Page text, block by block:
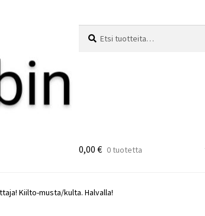
0,00 € 0 tuotetta
Kiilto-musta/kulta. Halvalla!